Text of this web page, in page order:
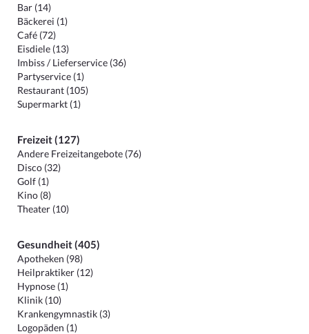
Bar (14)
Bäckerei (1)
Café (72)
Eisdiele (13)
Imbiss / Lieferservice (36)
Partyservice (1)
Restaurant (105)
Supermarkt (1)
Freizeit (127)
Andere Freizeitangebote (76)
Disco (32)
Golf (1)
Kino (8)
Theater (10)
Gesundheit (405)
Apotheken (98)
Heilpraktiker (12)
Hypnose (1)
Klinik (10)
Krankengymnastik (3)
Logopäden (1)